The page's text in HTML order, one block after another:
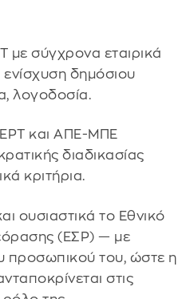
με σύγχρονα εταιρικά
δημόσιου
λογοδοσία.
ΕΡΤ και ΑΠΕ-ΜΠΕ
διαδικασίας
κριτήρια.
ουσιαστικά το Εθνικό
(ΕΣΡ) — με
προσωπικού του, ώστε η
στις